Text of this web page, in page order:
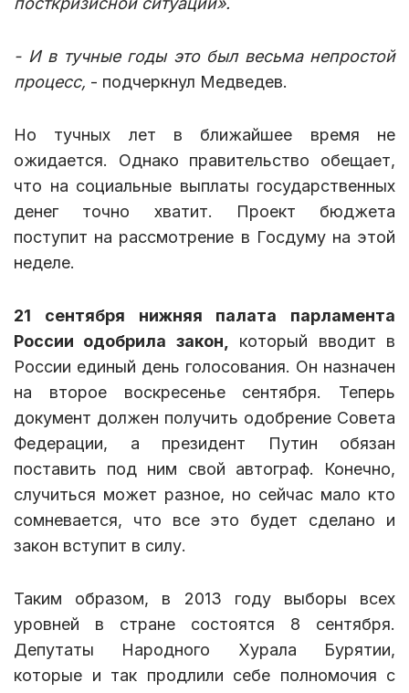
- И в тучные годы это был весьма непростой
процесс, - подчеркнул Медведев.
Но тучных лет в ближайшее время не
ожидается. Однако правительство обещает,
что на социальные выплаты государственных
денег точно хватит. Проект бюджета
поступит на рассмотрение в Госдуму на этой
неделе.
21 сентября нижняя палата парламента
России одобрила закон,
который вводит в
России единый день голосования. Он назначен
на второе воскресенье сентября. Теперь
документ должен получить одобрение Совета
Федерации, а президент Путин обязан
поставить под ним свой автограф. Конечно,
случиться может разное, но сейчас мало кто
сомневается, что все это будет сделано и
закон вступит в силу.
Таким образом, в 2013 году выборы всех
уровней в стране состоятся 8 сентября.
Депутаты Народного Хурала Бурятии,
которые и так продлили себе полномочия с